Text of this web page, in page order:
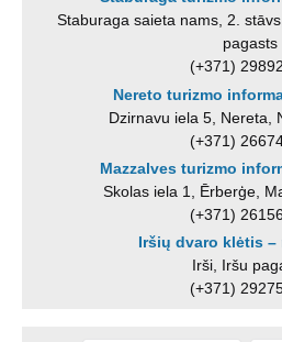
Staburaga saieta nams, 2.
pagasts
(+371)
Nereto turizmo
Dzirnavu iela 5, Nereta,
(+371)
Mazzalves turizmo
Skolas iela 1, Ērberģe,
(+371)
Iršių dvaro klėtis –
Irši, Iršu
(+371)